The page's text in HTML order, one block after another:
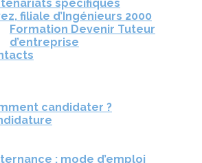
spécifiques
filiale d’Ingénieurs 2000
Formation Devenir Tuteur
d’entreprise
candidater ?
: mode d’emploi